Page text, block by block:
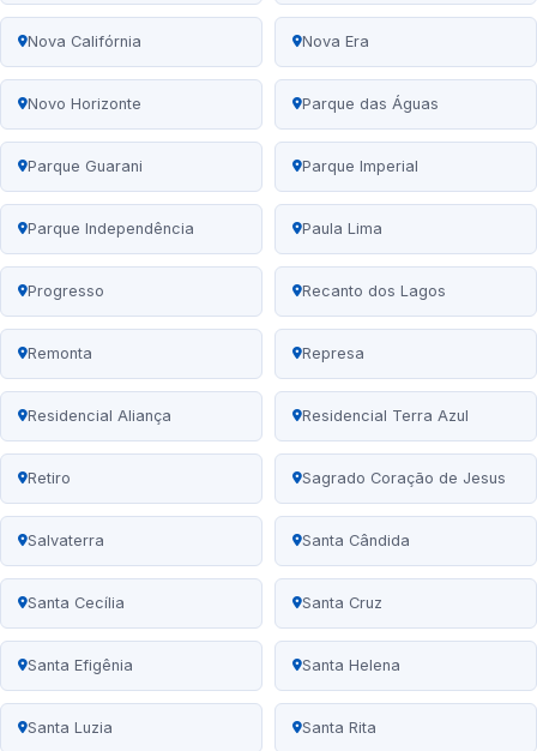
Nova Califórnia Nova Era
Novo Horizonte Parque das Águas
Parque Guarani Parque Imperial
Parque Independência Paula Lima
Progresso Recanto dos Lagos
Remonta Represa
Residencial Aliança Residencial Terra Azul
Retiro Sagrado Coração de Jesus
Salvaterra Santa Cândida
Santa Cecília Santa Cruz
Santa Efigênia Santa Helena
Santa Luzia Santa Rita